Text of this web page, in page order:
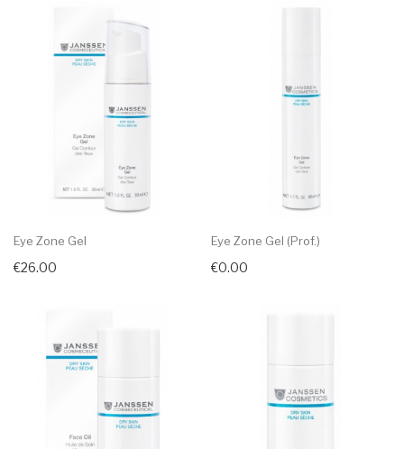
Eye Zone Gel
€26.00
Eye Zone Gel (prof.)
€0.00